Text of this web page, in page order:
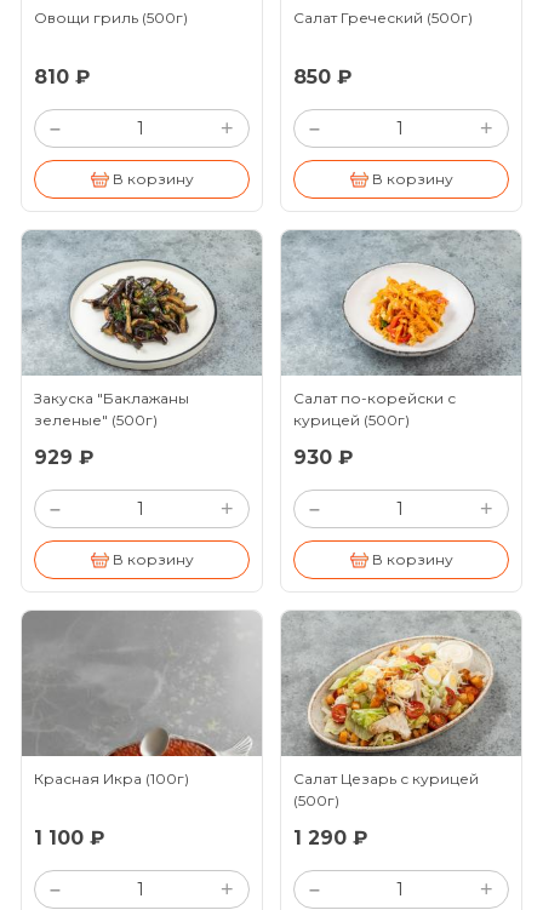
Овощи гриль (500г)
810 ₽
– +
В корзину
Салат Греческий (500г)
850 ₽
– +
В корзину
Закуска "Баклажаны
зеленые" (500г)
929 ₽
– +
В корзину
Салат по-корейски с
курицей (500г)
930 ₽
– +
В корзину
Красная Икра (100г)
1 100 ₽
– +
Салат Цезарь с курицей
(500г)
1 290 ₽
– +